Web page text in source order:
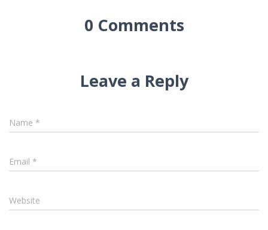
0 Comments
Leave a Reply
Name *
Email *
Website